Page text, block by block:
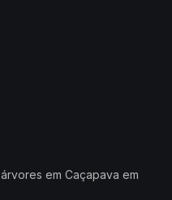
em Caçapava em